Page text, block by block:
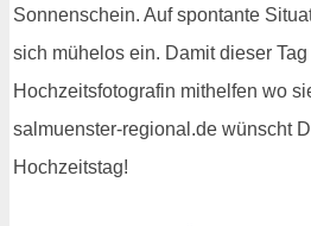
Sonnenschein. Auf spontante
sich mühelos ein. Damit dieser
Hochzeitsfotografin mithelfen wo
salmuenster-regional.de wünscht
Hochzeitstag!